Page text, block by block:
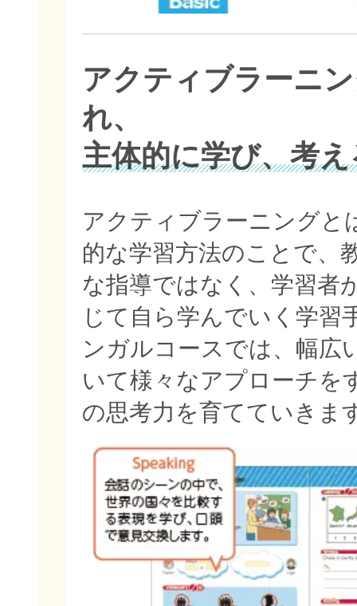
アクティブラーニ
れ、
主体的に学び、考
アクティブラーニングと
的な学習方法のことで、
な指導ではなく、学習者
じて自ら学んでいく学習
ンガルコースでは、幅広
いて様々なアプローチを
の思考力を育てていきま